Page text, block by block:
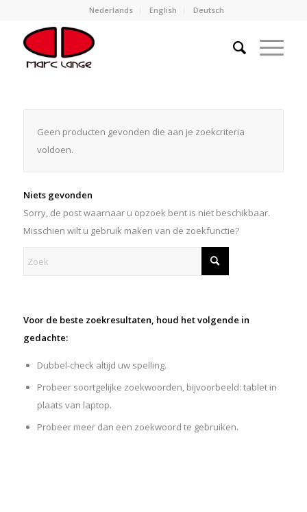
Nederlands English Deutsch
Geen producten gevonden die aan je zoekcriteria
voldoen.
Niets gevonden
Sorry, de post waarnaar u opzoek bent is niet beschikbaar.
Misschien wilt u gebruik maken van de zoekfunctie?
Voor de beste zoekresultaten, houd het volgende in
gedachte:
Dubbel-check altijd uw spelling.
Probeer soortgelijke zoekwoorden, bijvoorbeeld: tablet in
plaats van laptop.
Probeer meer dan een zoekwoord te gebruiken.